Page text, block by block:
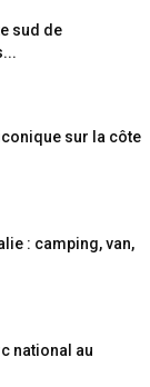
sud de
sur la côte
: camping, van,
national au